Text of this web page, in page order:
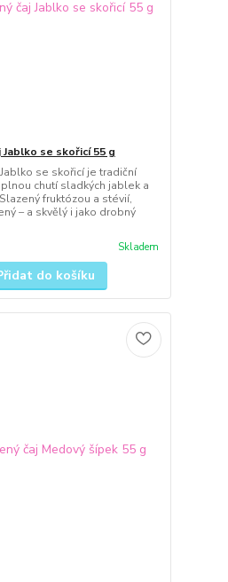
se skořicí 55 g
se skořicí je tradiční
chutí sladkých jablek a
fruktózou a stévií,
– a skvělý i jako drobný
Skladem
do košíku